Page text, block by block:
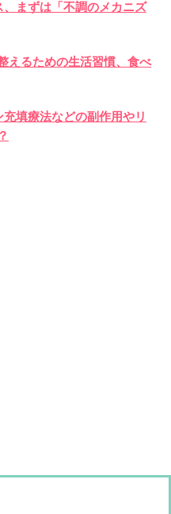
まずは「不調のメカニズ
えるための生活習慣、食べ
填療法などの副作用やリ